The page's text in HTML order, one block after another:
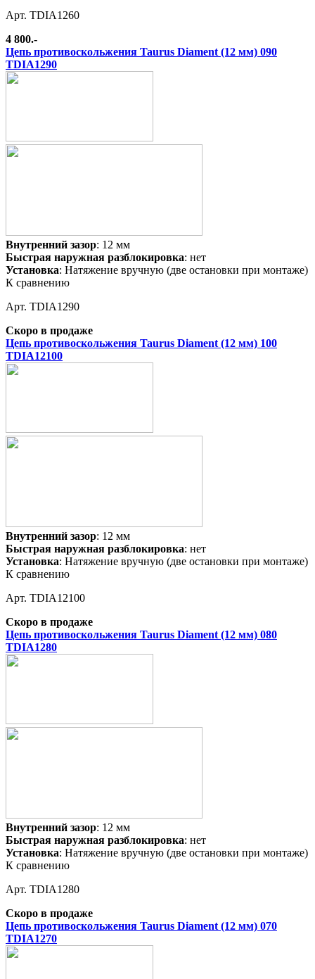
Арт. TDIA1260
4 800.-
Цепь противоскольжения Taurus Diament (12 мм) 090
TDIA1290
Внутренний зазор: 12 мм
Быстрая наружная разблокировка: нет
Установка: Натяжение вручную (две остановки при монтаже)
К сравнению
Арт. TDIA1290
Скоро в продаже
Цепь противоскольжения Taurus Diament (12 мм) 100
TDIA12100
Внутренний зазор: 12 мм
Быстрая наружная разблокировка: нет
Установка: Натяжение вручную (две остановки при монтаже)
К сравнению
Арт. TDIA12100
Скоро в продаже
Цепь противоскольжения Taurus Diament (12 мм) 080
TDIA1280
Внутренний зазор: 12 мм
Быстрая наружная разблокировка: нет
Установка: Натяжение вручную (две остановки при монтаже)
К сравнению
Арт. TDIA1280
Скоро в продаже
Цепь противоскольжения Taurus Diament (12 мм) 070
TDIA1270